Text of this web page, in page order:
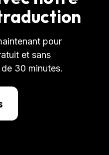
pour
et sans
30 minutes.